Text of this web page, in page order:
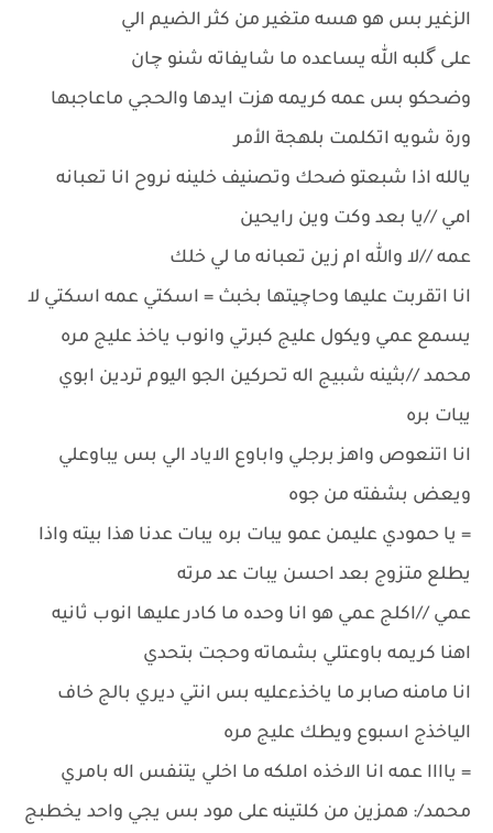
الزغير بس هو هسه متغير من كثر الضيم الي
على گلبه الله يساعده ما شايفاته شنو چان
وضحكو بس عمه كريمه هزت ايدها والحجي ماعاجبها
ورة شويه اتكلمت بلهجة الأمر
يالله اذا شبعتو ضحك وتصنيف خلينه نروح انا تعبانه
امي //يا بعد وكت وين رايحين
عمه //لا والله ام زين تعبانه ما لي خلك
انا اتقربت عليها وحاچيتها بخبث = اسكتي عمه اسكتي لا
يسمع عمي ويكول عليج كبرتي وانوب ياخذ عليج مره
محمد //بثينه شبيج اله تحركين الجو اليوم تردين ابوي
يبات بره
انا اتنعوص واهز برجلي واباوع الاياد الي بس يباوعلي
ويعض بشفته من جوه
= يا حمودي عليمن عمو يبات بره يبات عدنا هذا بيته واذا
يطلع متزوج بعد احسن يبات عد مرته
عمي //اكلج عمي هو انا وحده ما كادر عليها انوب ثانيه
اهنا كريمه باوعتلي بشماته وحجت بتحدي
انا مامنه صابر ما ياخذءعليه بس انتي ديري بالج خاف
الياخذج اسبوع ويطك عليج مره
= ياااا عمه انا الاخذه املكه ما اخلي يتنفس اله بامري
محمد/: همزين من كلتينه على مود بس يجي واحد يخطبج